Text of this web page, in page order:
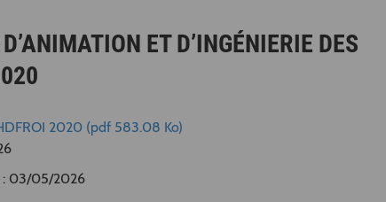
ET D’INGÉNIERIE DES
2020 (pdf 583.08 Ko)
: 03/05/2026